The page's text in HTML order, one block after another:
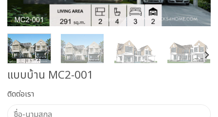
แบบบ้าน MC2-001
ติดต่อเรา